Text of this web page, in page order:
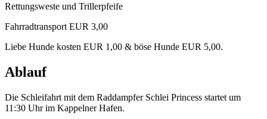
Rettungsweste und Trillerpfeife
Fahrradtransport EUR 3,00
Liebe Hunde kosten EUR 1,00 & böse Hunde EUR 5,00.
Ablauf
Die Schleifahrt mit dem Raddampfer Schlei Princess startet um
11:30 Uhr im Kappelner Hafen.